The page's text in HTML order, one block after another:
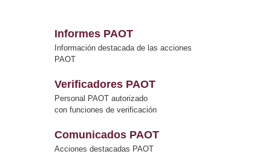
Informes PAOT
Información destacada de las acciones
PAOT
Verificadores PAOT
Personal PAOT autorizado
con funciones de verificación
Comunicados PAOT
Acciones destacadas PAOT